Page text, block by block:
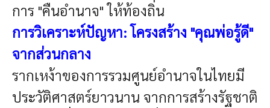
การ "คืนอำนาจ" ให้ท้องถิ่น
การวิเคราะห์ปัญหา: โครงสร้าง "คุณพ่อรู้ดี"
จากส่วนกลาง
รากเหง้าของการรวมศูนย์อำนาจในไทยมี
ประวัติศาสตร์ยาวนาน จากการสร้างรัฐชาติ